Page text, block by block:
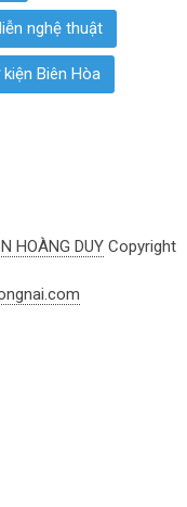
nghệ thuật
Biên Hòa
HOÀNG DUYCopyright